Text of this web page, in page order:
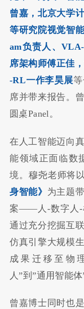
曾嘉，北京大学
等研究院视觉智
am负责人、
席架构师傅正佳
-RL一作李昊展
席并带来报告。
圆桌Panel。
在人工智能迈向
能领域正面临数
境。穆尧老师将以
身智能》 为主题
案——人-数字人-
通过充分挖掘互
仿真引擎大规模
成果迁移至物
人”到”通用智能体
曾嘉博士同时也